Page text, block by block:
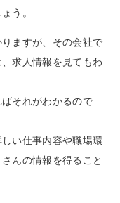
う。
ますが、その会社で
求人情報を見てもわ
それがわかるので
い仕事内容や職場環
んの情報を得ること